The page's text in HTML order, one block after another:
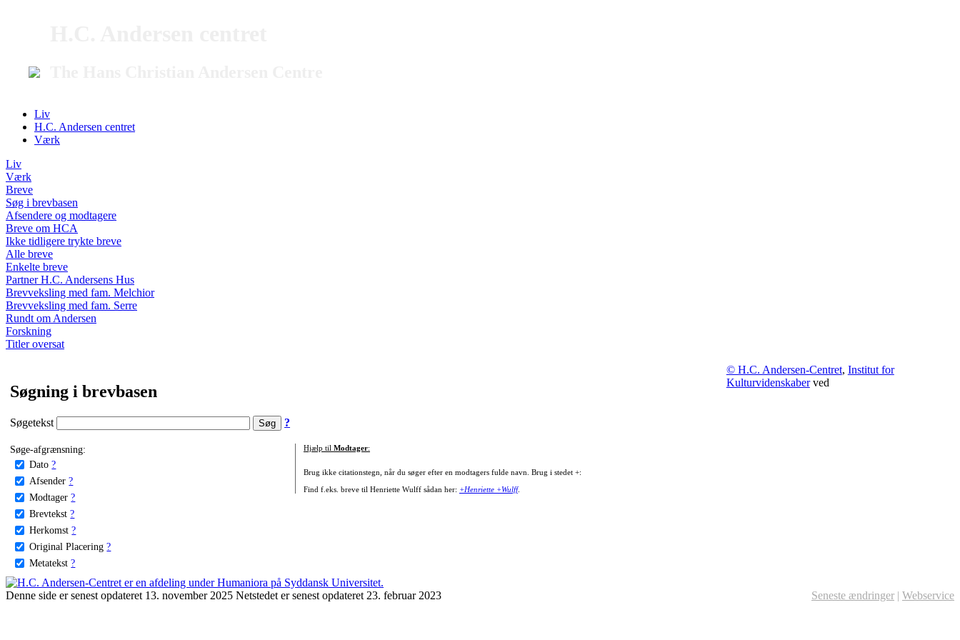
Liv
H.C. Andersen centret
Værk
Liv
Værk
Breve
Søg i brevbasen
Afsendere og modtagere
Breve om HCA
Ikke tidligere trykte breve
Alle breve
Enkelte breve
Partner H.C. Andersens Hus
Brevveksling med fam. Melchior
Brevveksling med fam. Serre
Rundt om Andersen
Forskning
Titler oversat
Søgning i brevbasen
Søgetekst ?
Søge-afgrænsning:
Dato ?
Afsender ?
Modtager ?
Brevtekst ?
Herkomst ?
Original Placering ?
Metatekst ?
Hjælp til Modtager:
Brug ikke citationstegn, når du søger efter en modtagers fulde navn. Brug i stedet +:
Find f.eks. breve til Henriette Wulff sådan her: +Henriette +Wulff.
© H.C. Andersen-Centret, Institut for
Kulturvidenskaberved
Denne side er senest opdateret 13. november 2025 Netstedet er senest opdateret 23. februar 2023 Seneste ændringer | Webservice